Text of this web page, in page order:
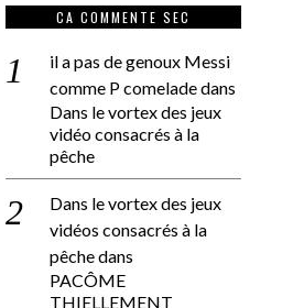
CA COMMENTE SEC
il a pas de genoux Messi
comme P comeladedans
Dans le vortex des jeux
vidéo consacrés à la
pêche
Dans le vortex des jeux
vidéos consacrés à la
pêchedans
PACÔME
THIELLEMENT